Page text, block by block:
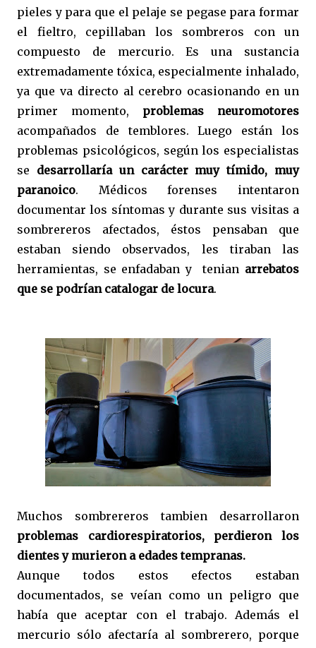
pieles y para que el pelaje se pegase para formar
el fieltro, cepillaban los sombreros con un
compuesto de mercurio. Es una sustancia
extremadamente tóxica, especialmente inhalado,
ya que va directo al cerebro ocasionando en un
primer momento, problemas neuromotores
acompañados de temblores. Luego están los
problemas psicológicos, según los especialistas
se desarrollaría un carácter muy tímido, muy
paranoico. Médicos forenses intentaron
documentar los síntomas y durante sus visitas a
sombrereros afectados, éstos pensaban que
estaban siendo observados, les tiraban las
herramientas, se enfadaban y tenian arrebatos
que se podrían catalogar de locura.
Muchos sombrereros tambien desarrollaron
problemas cardiorespiratorios, perdieron los
dientes y murieron a edades tempranas.
Aunque todos estos efectos estaban
documentados, se veían como un peligro que
había que aceptar con el trabajo. Además el
mercurio sólo afectaría al sombrerero, porque